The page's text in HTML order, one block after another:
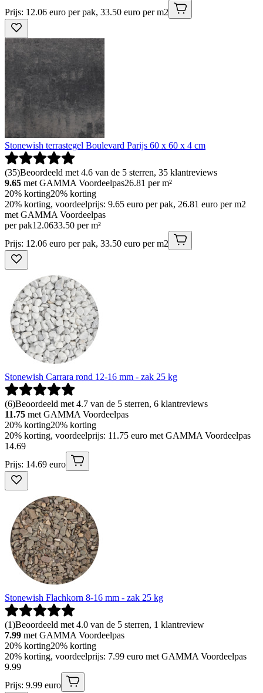
Prijs: 12.06 euro per pak, 33.50 euro per m2
Stonewish terrastegel Boulevard Parijs 60 x 60 x 4 cm
(35)Beoordeeld met 4.6 van de 5 sterren, 35 klantreviews
9.65 met GAMMA Voordeelpas26.81 per m²
20% korting20% korting
20% korting, voordeelprijs: 9.65 euro per pak, 26.81 euro per m2
met GAMMA Voordeelpas
per pak12.0633.50 per m²
Prijs: 12.06 euro per pak, 33.50 euro per m2
Stonewish Carrara rond 12-16 mm - zak 25 kg
(6)Beoordeeld met 4.7 van de 5 sterren, 6 klantreviews
11.75 met GAMMA Voordeelpas
20% korting20% korting
20% korting, voordeelprijs: 11.75 euro met GAMMA Voordeelpas
14.69
Prijs: 14.69 euro
Stonewish Flachkorn 8-16 mm - zak 25 kg
(1)Beoordeeld met 4.0 van de 5 sterren, 1 klantreview
7.99 met GAMMA Voordeelpas
20% korting20% korting
20% korting, voordeelprijs: 7.99 euro met GAMMA Voordeelpas
9.99
Prijs: 9.99 euro